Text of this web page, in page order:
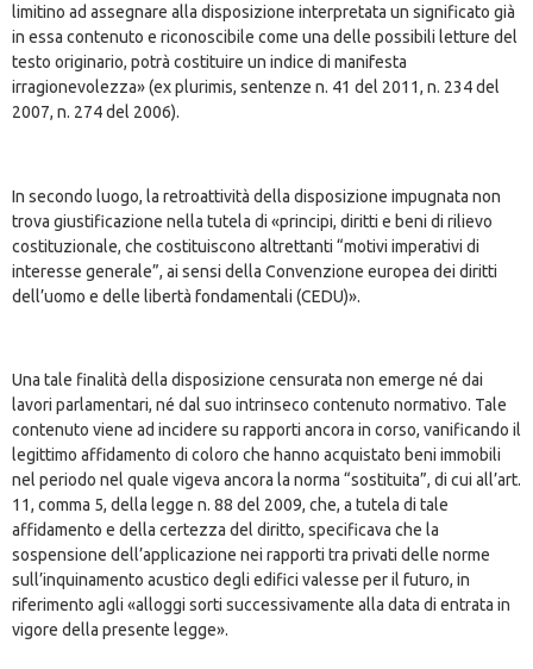
limitino ad assegnare alla disposizione interpretata un significato già
in essa contenuto e riconoscibile come una delle possibili letture del
testo originario, potrà costituire un indice di manifesta
irragionevolezza» (ex plurimis, sentenze n. 41 del 2011, n. 234 del
2007, n. 274 del 2006).
In secondo luogo, la retroattività della disposizione impugnata non
trova giustificazione nella tutela di «principi, diritti e beni di rilievo
costituzionale, che costituiscono altrettanti “motivi imperativi di
interesse generale”, ai sensi della Convenzione europea dei diritti
dell’uomo e delle libertà fondamentali (CEDU)».
Una tale finalità della disposizione censurata non emerge né dai
lavori parlamentari, né dal suo intrinseco contenuto normativo. Tale
contenuto viene ad incidere su rapporti ancora in corso, vanificando il
legittimo affidamento di coloro che hanno acquistato beni immobili
nel periodo nel quale vigeva ancora la norma “sostituita”, di cui all’art.
11, comma 5, della legge n. 88 del 2009, che, a tutela di tale
affidamento e della certezza del diritto, specificava che la
sospensione dell’applicazione nei rapporti tra privati delle norme
sull’inquinamento acustico degli edifici valesse per il futuro, in
riferimento agli «alloggi sorti successivamente alla data di entrata in
vigore della presente legge».